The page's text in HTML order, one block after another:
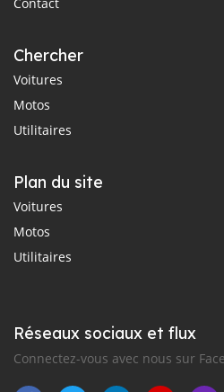
Chercher
Voitures
Motos
Utilitaires
Plan du site
Voitures
Motos
Utilitaires
Réseaux sociaux et flux
Connectez-vous avec nous sur